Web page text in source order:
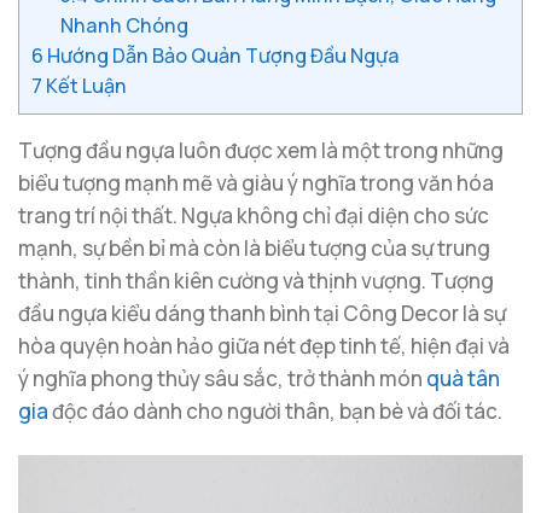
Nhanh Chóng
6 Hướng Dẫn Bảo Quản Tượng Đầu Ngựa
7 Kết Luận
Tượng đầu ngựa luôn được xem là một trong những
biểu tượng mạnh mẽ và giàu ý nghĩa trong văn hóa
trang trí nội thất. Ngựa không chỉ đại diện cho sức
mạnh, sự bền bỉ mà còn là biểu tượng của sự trung
thành, tinh thần kiên cường và thịnh vượng. Tượng
đầu ngựa kiểu dáng thanh bình tại Công Decor là sự
hòa quyện hoàn hảo giữa nét đẹp tinh tế, hiện đại và
ý nghĩa phong thủy sâu sắc, trở thành món quà tân
giađộc đáo dành cho người thân, bạn bè và đối tác.